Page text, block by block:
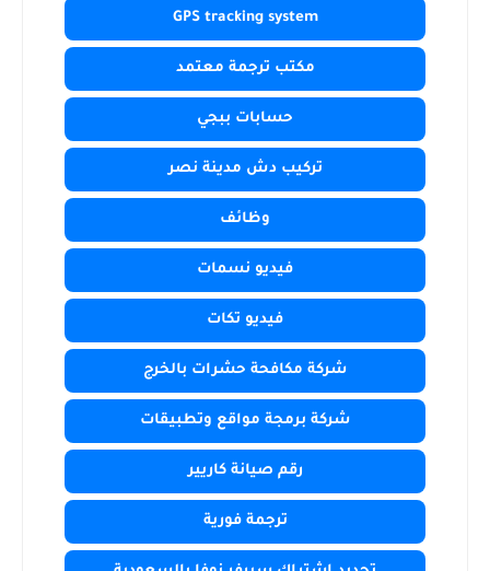
GPS tracking system
مكتب ترجمة معتمد
حسابات ببجي
تركيب دش مدينة نصر
وظائف
فيديو نسمات
فيديو تكات
شركة مكافحة حشرات بالخرج
شركة برمجة مواقع وتطبيقات
رقم صيانة كاريير
ترجمة فورية